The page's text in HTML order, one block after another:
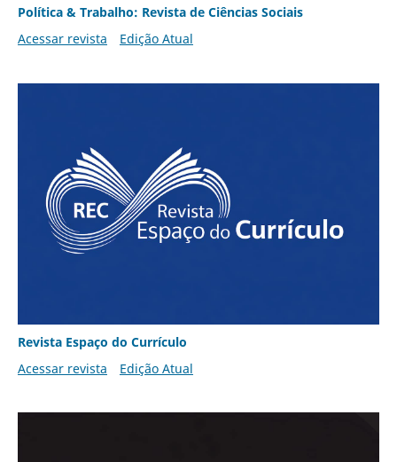
Política & Trabalho: Revista de Ciências Sociais
Acessar revista
Edição Atual
Revista Espaço do Currículo
Acessar revista
Edição Atual